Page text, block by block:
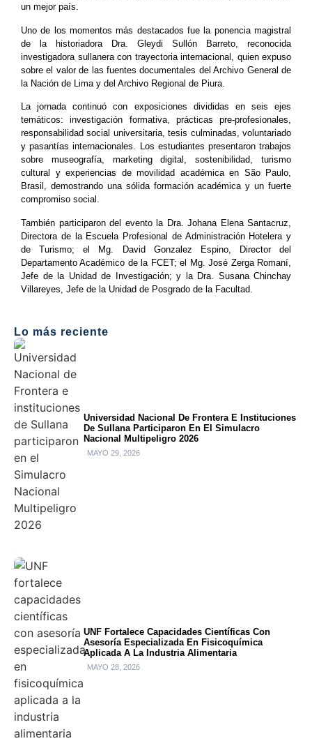
un mejor país.
Uno de los momentos más destacados fue la ponencia magistral
de la historiadora Dra. Gleydi Sullón Barreto, reconocida
investigadora sullanera con trayectoria internacional, quien expuso
sobre el valor de las fuentes documentales del Archivo General de
la Nación de Lima y del Archivo Regional de Piura.
La jornada continuó con exposiciones divididas en seis ejes
temáticos: investigación formativa, prácticas pre-profesionales,
responsabilidad social universitaria, tesis culminadas, voluntariado
y pasantías internacionales. Los estudiantes presentaron trabajos
sobre museografía, marketing digital, sostenibilidad, turismo
cultural y experiencias de movilidad académica en São Paulo,
Brasil, demostrando una sólida formación académica y un fuerte
compromiso social.
También participaron del evento la Dra. Johana Elena Santacruz,
Directora de la Escuela Profesional de Administración Hotelera y
de Turismo; el Mg. David Gonzalez Espino, Director del
Departamento Académico de la FCET; el Mg. José Zerga Romaní,
Jefe de la Unidad de Investigación; y la Dra. Susana Chinchay
Villareyes, Jefe de la Unidad de Posgrado de la Facultad.
Lo más reciente
Universidad Nacional De Frontera E Instituciones
De Sullana Participaron En El Simulacro
Nacional Multipeligro 2026
MAYO 29, 2026
UNF Fortalece Capacidades Científicas Con
Asesoría Especializada En Fisicoquímica
Aplicada A La Industria Alimentaria
MAYO 28, 2026